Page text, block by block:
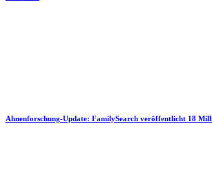
Ahnenforschung-Update: FamilySearch veröffentlicht 18